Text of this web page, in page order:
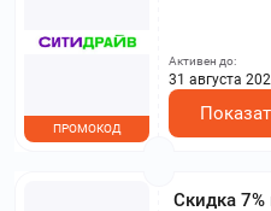
ПРОМОКОД
Активен до:
31 августа
Скидка